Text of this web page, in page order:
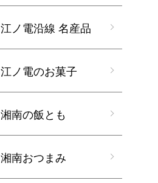
江ノ電沿線 名産品
江ノ電のお菓子
湘南の飯とも
湘南おつまみ